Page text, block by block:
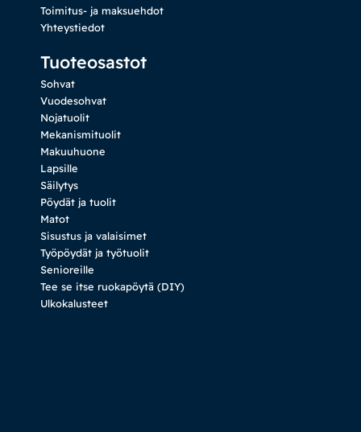
Toimitus- ja maksuehdot
Yhteystiedot
Tuoteosastot
Sohvat
Vuodesohvat
Nojatuolit
Mekanismituolit
Makuuhuone
Lapsille
Säilytys
Pöydät ja tuolit
Matot
Sisustus ja valaisimet
Työpöydät ja työtuolit
Senioreille
Tee se itse ruokapöytä (DIY)
Ulkokalusteet